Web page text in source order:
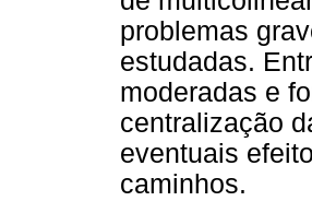
problemas
estudadas.
moderadas e
centralização
eventuais
caminhos.